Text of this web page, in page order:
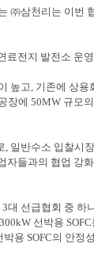
㈜삼천리는 이번
료전지 발전소 운
높고, 기존에 상용
장에 50MW 규모
, 일반수소 입찰시
자들과의 협업 강화
3대 선급협회 중 하
선박용 SOFC
박용 SOFC의 안정